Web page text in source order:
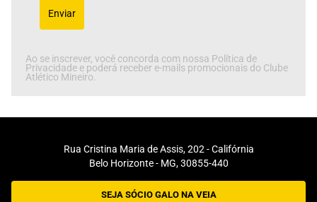
Enviar
Ao se inscrever, você concorda com nossa Política de
Privacidade e poderá receber e-mails promocionais do Clube
Atlético Mineiro.
Rua Cristina Maria de Assis, 202 - Califórnia
Belo Horizonte - MG, 30855-440
SEJA SÓCIO GALO NA VEIA